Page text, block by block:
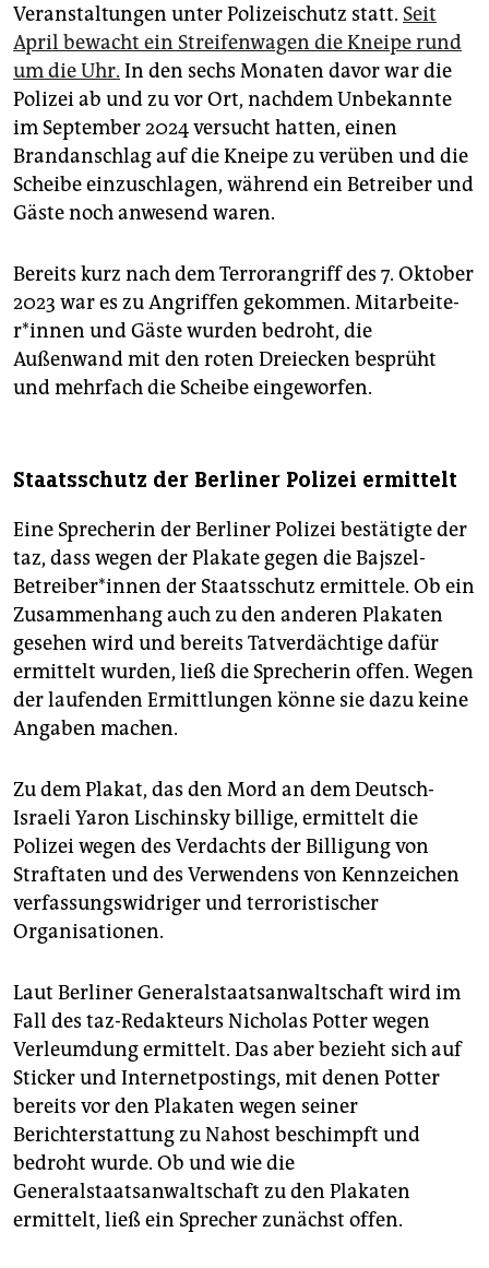
Veranstaltungen unter Polizeischutz statt. Seit
April bewacht ein Streifenwagen die Kneipe rund
um die Uhr. In den sechs Monaten davor war die
Polizei ab und zu vor Ort, nachdem Unbekannte
im September 2024 versucht hatten, einen
Brandanschlag auf die Kneipe zu verüben und die
Scheibe einzuschlagen, während ein Betreiber und
Gäste noch anwesend waren.
Bereits kurz nach dem Terrorangriff des 7. Oktober
2023 war es zu Angriffen gekommen. Mit­ar­bei­te­
r*in­nen und Gäste wurden bedroht, die
Außenwand mit den roten Dreiecken besprüht
und mehrfach die Scheibe eingeworfen.
Staatsschutz der Berliner Polizei ermittelt
Eine Sprecherin der Berliner Polizei bestätigte der
taz, dass wegen der Plakate gegen die Bajszel-
Betreiber*innen der Staatsschutz ermittele. Ob ein
Zusammenhang auch zu den anderen Plakaten
gesehen wird und bereits Tatverdächtige dafür
ermittelt wurden, ließ die Sprecherin offen. Wegen
der laufenden Ermittlungen könne sie dazu keine
Angaben machen.
Zu dem Plakat, das den Mord an dem Deutsch-
Israeli Yaron Lischinsky billige, ermittelt die
Polizei wegen des Verdachts der Billigung von
Straftaten und des Verwendens von Kennzeichen
verfassungswidriger und terroristischer
Organisationen.
Laut Berliner Generalstaatsanwaltschaft wird im
Fall des taz-Redakteurs Nicholas Potter wegen
Verleumdung ermittelt. Das aber bezieht sich auf
Sticker und Internetpostings, mit denen Potter
bereits vor den Plakaten wegen seiner
Berichterstattung zu Nahost beschimpft und
bedroht wurde. Ob und wie die
Generalstaatsanwaltschaft zu den Plakaten
ermittelt, ließ ein Sprecher zunächst offen.